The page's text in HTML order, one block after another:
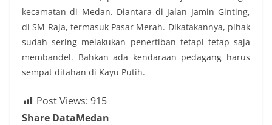
kecamatan di Medan. Diantara di Jalan Jamin Ginting,
di SM Raja, termasuk Pasar Merah. Dikatakannya, pihak
sudah sering melakukan penertiban tetapi tetap saja
membandel. Bahkan ada kendaraan pedagang harus
sempat ditahan di Kayu Putih.
Post Views: 915
Share DataMedan